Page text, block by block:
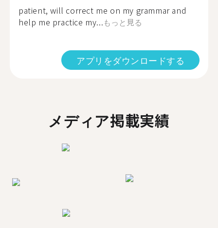
patient, will correct me on my grammar and
help me practice my...もっと見る
アプリをダウンロードする
メディア掲載実績